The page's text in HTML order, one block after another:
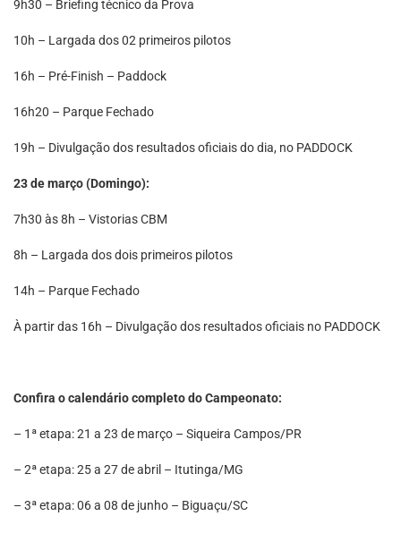
9h30 – Briefing técnico da Prova
10h – Largada dos 02 primeiros pilotos
16h – Pré-Finish – Paddock
16h20 – Parque Fechado
19h – Divulgação dos resultados oficiais do dia, no PADDOCK
23 de março (Domingo):
7h30 às 8h – Vistorias CBM
8h – Largada dos dois primeiros pilotos
14h – Parque Fechado
À partir das 16h – Divulgação dos resultados oficiais no PADDOCK
Confira o calendário completo do Campeonato:
– 1ª etapa: 21 a 23 de março – Siqueira Campos/PR
– 2ª etapa: 25 a 27 de abril – Itutinga/MG
– 3ª etapa: 06 a 08 de junho – Biguaçu/SC